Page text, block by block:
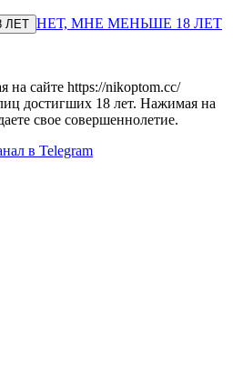
ЛЕТ НЕТ, МНЕ МЕНЬШЕ 18 ЛЕТ
на сайте https://nikoptom.cc/
достигших 18 лет. Нажимая на
свое совершеннолетие.
в Telegram